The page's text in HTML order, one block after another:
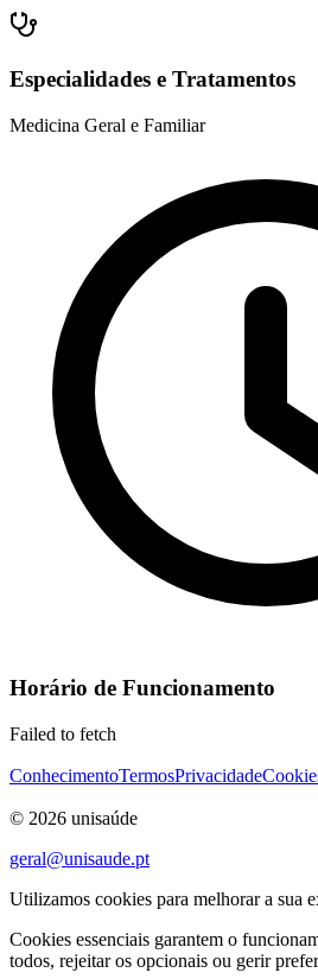
Especialidades e Tratamentos
Medicina Geral e Familiar
Horário de Funcionamento
Failed to fetch
ConhecimentoTermosPrivacidade
© 2026 unisaúde
geral@unisaude.pt
Utilizamos cookies para melhorar a sua
Cookies essenciais garantem o
todos, rejeitar os opcionais ou gerir